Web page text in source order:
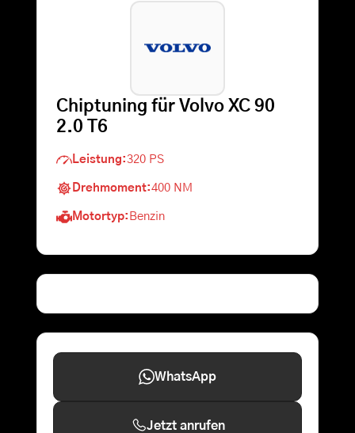
Warenkorb
Chiptuning für Volvo XC 90
2.0 T6
Leistung:320 PS
Drehmoment:400 NM
Motortyp: Benzin
WhatsApp
Jetzt anrufen